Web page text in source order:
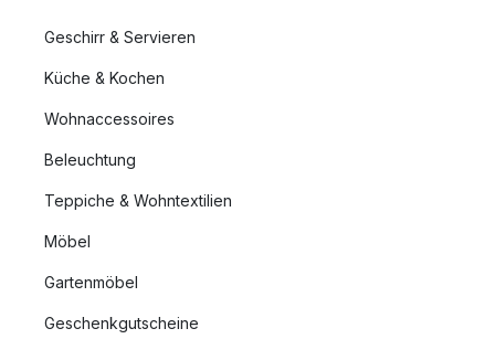
Geschirr & Servieren
Küche & Kochen
Wohnaccessoires
Beleuchtung
Teppiche & Wohntextilien
Möbel
Gartenmöbel
Geschenkgutscheine